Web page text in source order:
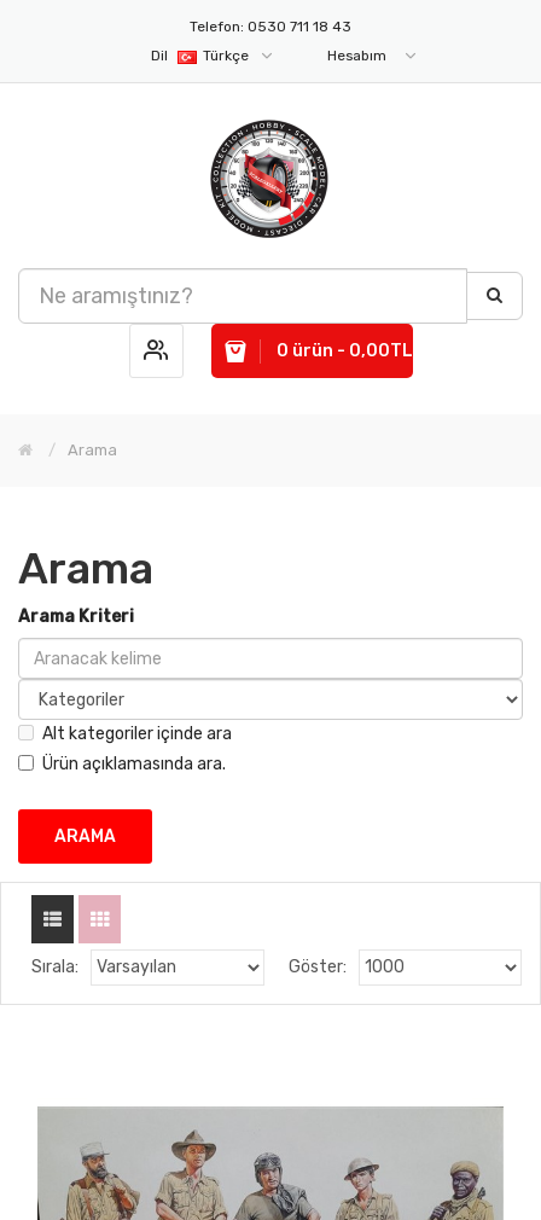
Telefon: 0530 711 18 43
Dil
Türkçe Hesabım
0 ürün - 0,00TL
Arama
Arama
Arama Kriteri
Alt kategoriler içinde ara
Ürün açıklamasında ara.
Sırala: Göster: